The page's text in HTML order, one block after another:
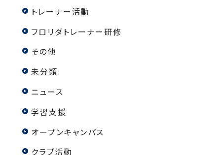
トレーナー活動
フロリダトレーナー研修
その他
未分類
ニュース
学習支援
オープンキャンパス
クラブ活動